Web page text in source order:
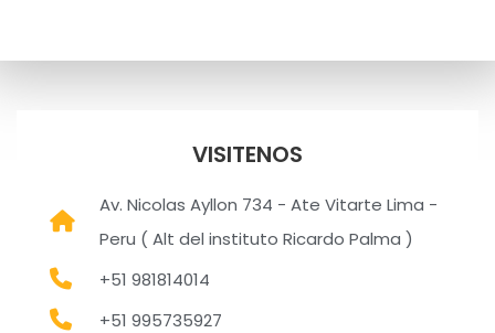
VISITENOS
Av. Nicolas Ayllon 734 - Ate Vitarte Lima -
Peru ( Alt del instituto Ricardo Palma )
+51 981814014
+51 995735927